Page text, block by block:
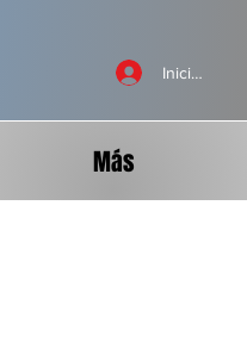
Iniciar
Más